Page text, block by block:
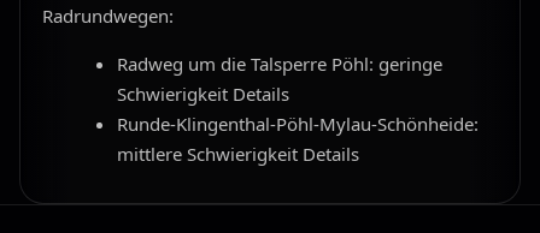
Radrundwegen:
Radweg um die Talsperre Pöhl: geringe
Schwierigkeit Details
Runde-Klingenthal-Pöhl-Mylau-Schönheide:
mittlere Schwierigkeit Details